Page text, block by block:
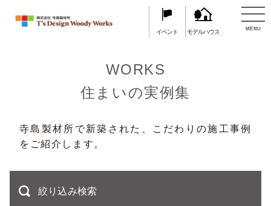
イベント モデルハウス MENU
TOP 住まいの実例集
WORKS
住まいの実例集
寺島製材所で新築された、こだわりの施工事例
をご紹介します。
絞り込み検索